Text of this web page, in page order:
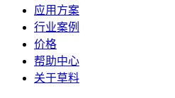
应用方案
行业案例
价格
帮助中心
关于草料